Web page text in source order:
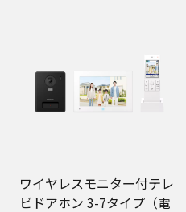
ワイヤレスモニター付テレ
ビドアホン 3-7タイプ（電